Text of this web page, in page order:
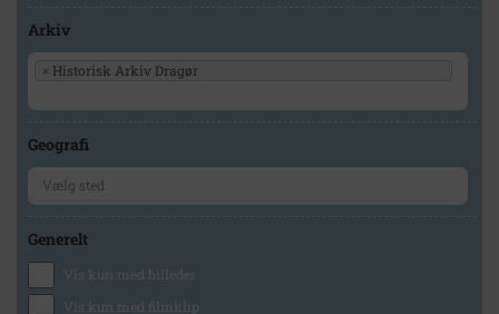
Arkiv
× Historisk Arkiv Dragør
Geografi
Generelt
Vis kun med billeder
Vis kun med filmklip